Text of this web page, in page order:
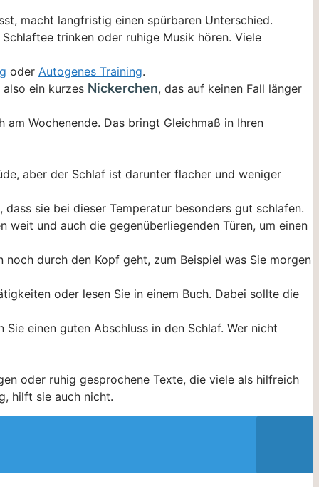
macht langfristig einen spürbaren Unterschied.
trinken oder ruhige Musik hören. Viele
oder Autogenes Training.
also ein kurzes Nickerchen, das auf keinen Fall länger
Wochenende. Das bringt Gleichmaß in Ihren
aber der Schlaf ist darunter flacher und weniger
sie bei dieser Temperatur besonders gut schlafen.
und auch die gegenüberliegenden Türen, um einen
noch durch den Kopf geht, zum Beispiel was Sie morgen
oder lesen Sie in einem Buch. Dabei sollte die
einen guten Abschluss in den Schlaf. Wer nicht
oder ruhig gesprochene Texte, die viele als hilfreich
hilft sie auch nicht.